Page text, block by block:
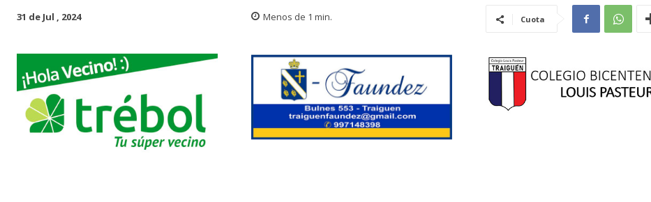
31 de Jul , 2024 Menos de 1 min. Cuota